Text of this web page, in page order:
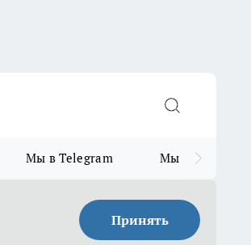
Мы в Telegram Мы в MAX
Принять